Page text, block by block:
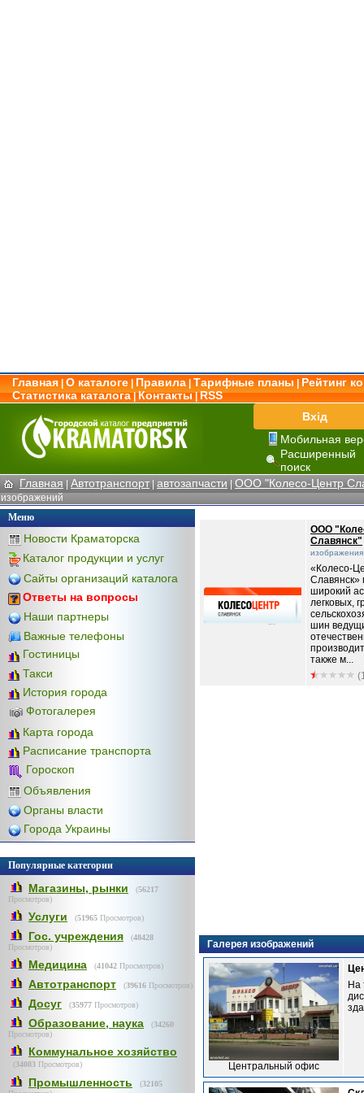
Главная О каталоге Правила Тарифные планы
Рейтинг
Статистика каталога|Контакты|RSS
Вхід
Мобильная
Расширенный
поиск
Главная | Автотранспорт| автозапчасти | ООО "Колесо-Центр
изображений
Меню
Новости Краматорска
Каталог продукции и услуг
Сайты организаций каталога
Ответы на вопросы
Наши партнеры
Важные телефоны
Гостиницы
Такси
История города
Фотогалерея
Карта города
Расписание транспорта
Гороскоп
Объявления
Органы власти
Города Украины
Популярные категории
Магазины, рынки (56217
Просмотров)
Услуги (51965 Просмотров)
Гос. учреждения (48428
Просмотров)
Медицина (41042 Просмотров)
Автотранспорт (39616 Просмотров)
Досуг (35977 Просмотров)
Образование, наука (34260
Просмотров)
Коммунальное хозяйство
(34083 Просмотров)
Промышленность (32105
ООО
Славянск"
изображения
«Колесо-
Славянск»
широкий
легковых,
шин
также м...
Галерея изображений
Центральный офис
На